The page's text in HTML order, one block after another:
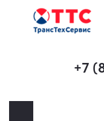
+7